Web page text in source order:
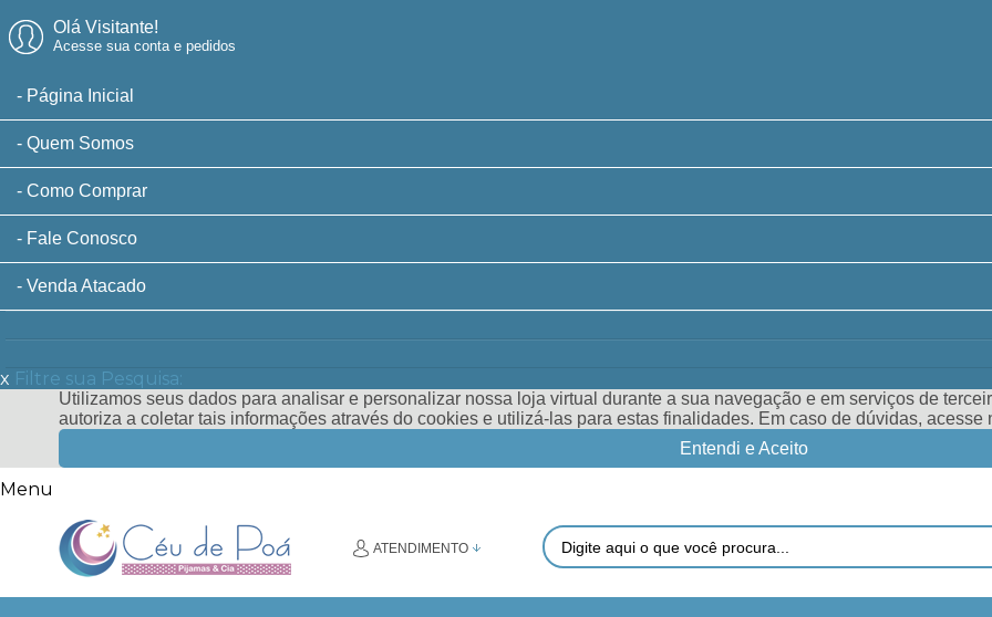
Olá Visitante!
Acesse sua conta e pedidos
Página Inicial
Quem Somos
Como Comprar
Fale Conosco
Venda Atacado
x Filtre sua Pesquisa:
Utilizamos seus dados para analisar e personalizar nossa loja virtual durante a sua navegação e em serviços de
autoriza a coletar tais informações através do cookies e utilizá-las para estas finalidades. Em caso de dúvidas, acesse
Entendi e Aceito
Menu
ATENDIMENTO